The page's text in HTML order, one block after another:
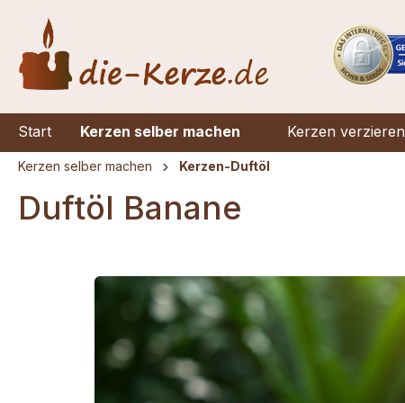
Start Kerzen selber machen Kerzen verzieren
Kerzen selber machen Kerzen-Duftöl
Duftöl Banane
Bildergalerie überspringen